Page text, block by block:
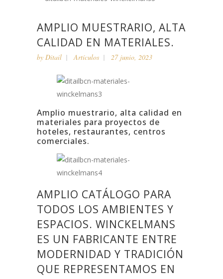
AMPLIO MUESTRARIO, ALTA
CALIDAD EN MATERIALES.
by Ditail Artículos 27 junio, 2023
Amplio muestrario, alta calidad en
materiales para proyectos de
hoteles, restaurantes, centros
comerciales.
AMPLIO CATÁLOGO PARA
TODOS LOS AMBIENTES Y
ESPACIOS. WINCKELMANS
ES UN FABRICANTE ENTRE
MODERNIDAD Y TRADICIÓN
QUE REPRESENTAMOS EN